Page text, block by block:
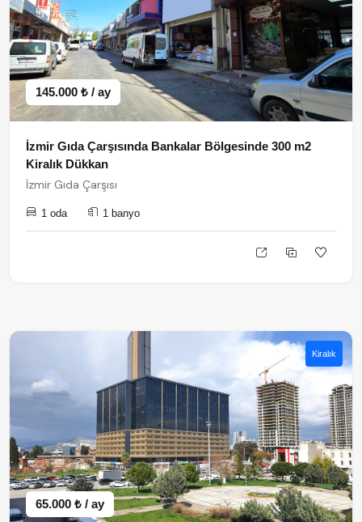
145.000 ₺ / ay
İzmir Gıda Çarşısında Bankalar Bölgesinde 300 m2
Kiralık Dükkan
İzmir Gıda Çarşısı
1 oda 1 banyo
Kiralık
65.000 ₺ / ay